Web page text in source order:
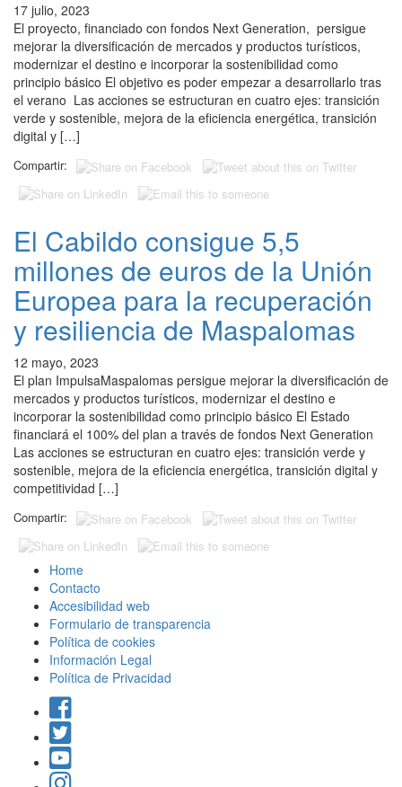
17 julio, 2023
El proyecto, financiado con fondos Next Generation, persigue
mejorar la diversificación de mercados y productos turísticos,
modernizar el destino e incorporar la sostenibilidad como
principio básico El objetivo es poder empezar a desarrollarlo tras
el verano Las acciones se estructuran en cuatro ejes: transición
verde y sostenible, mejora de la eficiencia energética, transición
digital y […]
Compartir:
El Cabildo consigue 5,5
millones de euros de la Unión
Europea para la recuperación
y resiliencia de Maspalomas
12 mayo, 2023
El plan ImpulsaMaspalomas persigue mejorar la diversificación de
mercados y productos turísticos, modernizar el destino e
incorporar la sostenibilidad como principio básico El Estado
financiará el 100% del plan a través de fondos Next Generation
Las acciones se estructuran en cuatro ejes: transición verde y
sostenible, mejora de la eficiencia energética, transición digital y
competitividad […]
Compartir:
Home
Contacto
Accesibilidad web
Formulario de transparencia
Política de cookies
Información Legal
Política de Privacidad